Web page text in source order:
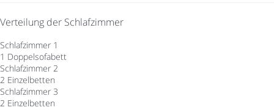
Verteilung der Schlafzimmer
Schlafzimmer 1
1 Doppelsofabett
Schlafzimmer 2
2 Einzelbetten
Schlafzimmer 3
2 Einzelbetten